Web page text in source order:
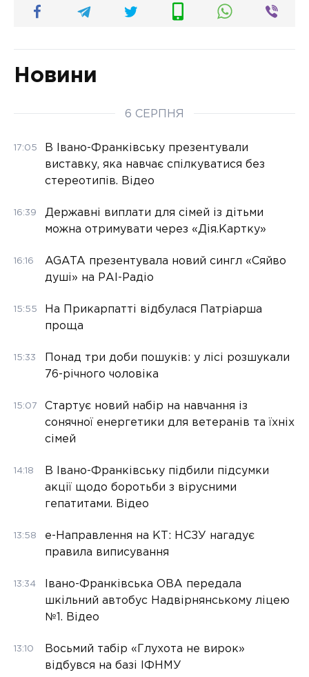
Новини
6 СЕРПНЯ
17:05
В Івано-Франківську презентували
виставку, яка навчає спілкуватися без
стереотипів. Відео
16:39
Державні виплати для сімей із дітьми
можна отримувати через «Дія.Картку»
16:16
AGATA презентувала новий сингл «Сяйво
душі» на РАІ-Радіо
15:55
На Прикарпатті відбулася Патріарша
проща
15:33
Понад три доби пошуків: у лісі розшукали
76-річного чоловіка
15:07
Стартує новий набір на навчання із
сонячної енергетики для ветеранів та їхніх
сімей
14:18
В Івано-Франківську підбили підсумки
акції щодо боротьби з вірусними
гепатитами. Відео
13:58
е-Направлення на КТ: НСЗУ нагадує
правила виписування
13:34
Івано-Франківська ОВА передала
шкільний автобус Надвірнянському ліцею
№1. Відео
13:10
Восьмий табір «Глухота не вирок»
відбувся на базі ІФНМУ